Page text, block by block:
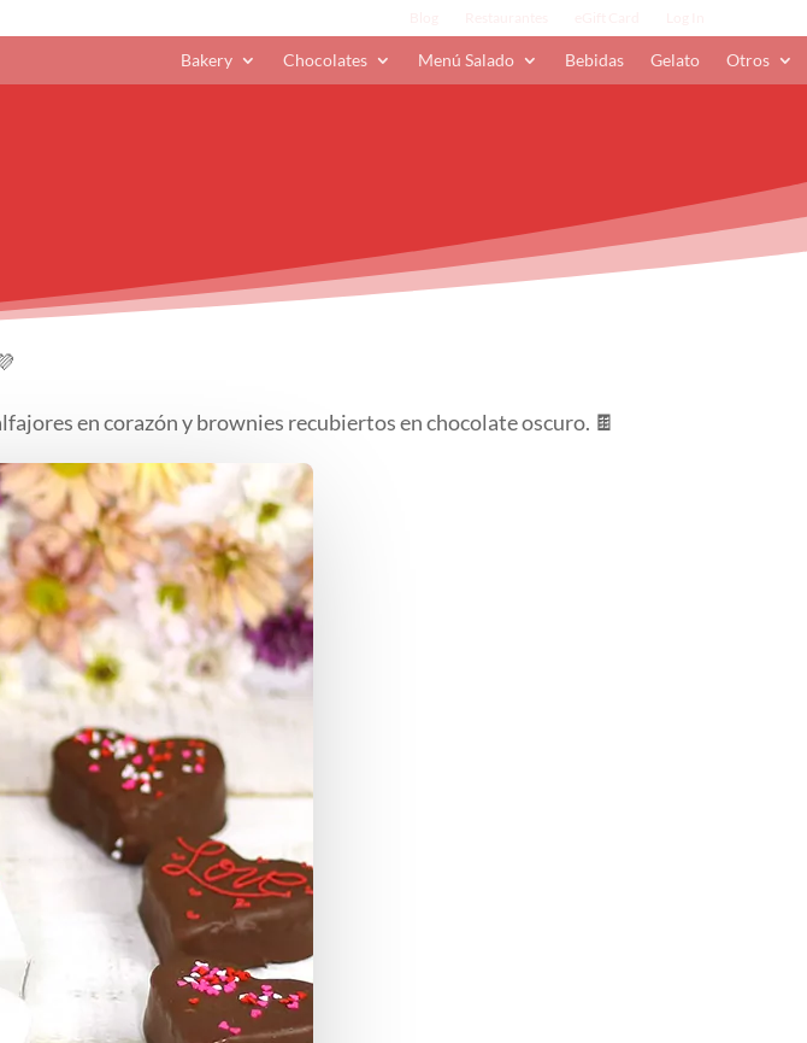
Bakery Chocolates Menú Salado Bebidas Gelato Otros
en corazón y brownies recubiertos en chocolate oscuro. 🍫